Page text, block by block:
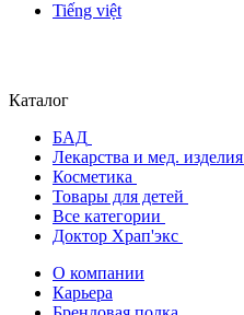
Tiếng việt
Каталог
БАД
Лекарства и мед. изделия
Косметика
Товары для детей
Все категории
Доктор Храп'экс
О компании
Карьера